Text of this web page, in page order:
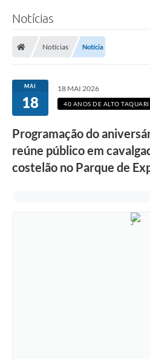
Notícias
Notícias Notícia
MAI
18
18 MAI 2026
40 ANOS DE ALTO TAQUARI
Programação do
reúne público em
costelão no Parque de